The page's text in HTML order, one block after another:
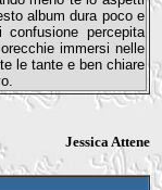
album dura poco e
percepita
immersi nelle
le tante e ben chiare
Jessica Attene